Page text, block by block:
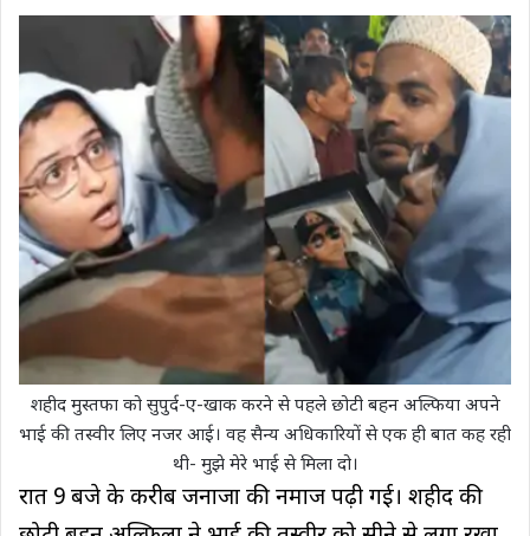
शहीद मुस्तफा को सुपुर्द-ए-खाक करने से पहले छोटी बहन अल्फिया अपने
भाई की तस्वीर लिए नजर आई। वह सैन्य अधिकारियों से एक ही बात कह रही
थी- मुझे मेरे भाई से मिला दो।
रात 9 बजे के करीब जनाजा की नमाज पढ़ी गई। शहीद की